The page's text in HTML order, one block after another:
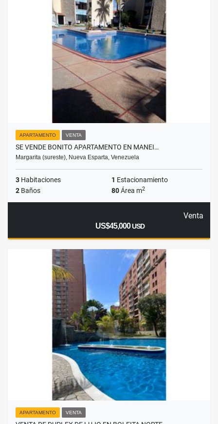
APARTAMENTO VENTA
SE VENDE BONITO APARTAMENTO EN MANEI…
Margarita (sureste), Nueva Esparta, Venezuela
3 Habitaciones 1 Estacionamiento
2 Baños 80Área m2
Venta
US$45,000USD
APARTAMENTO VENTA